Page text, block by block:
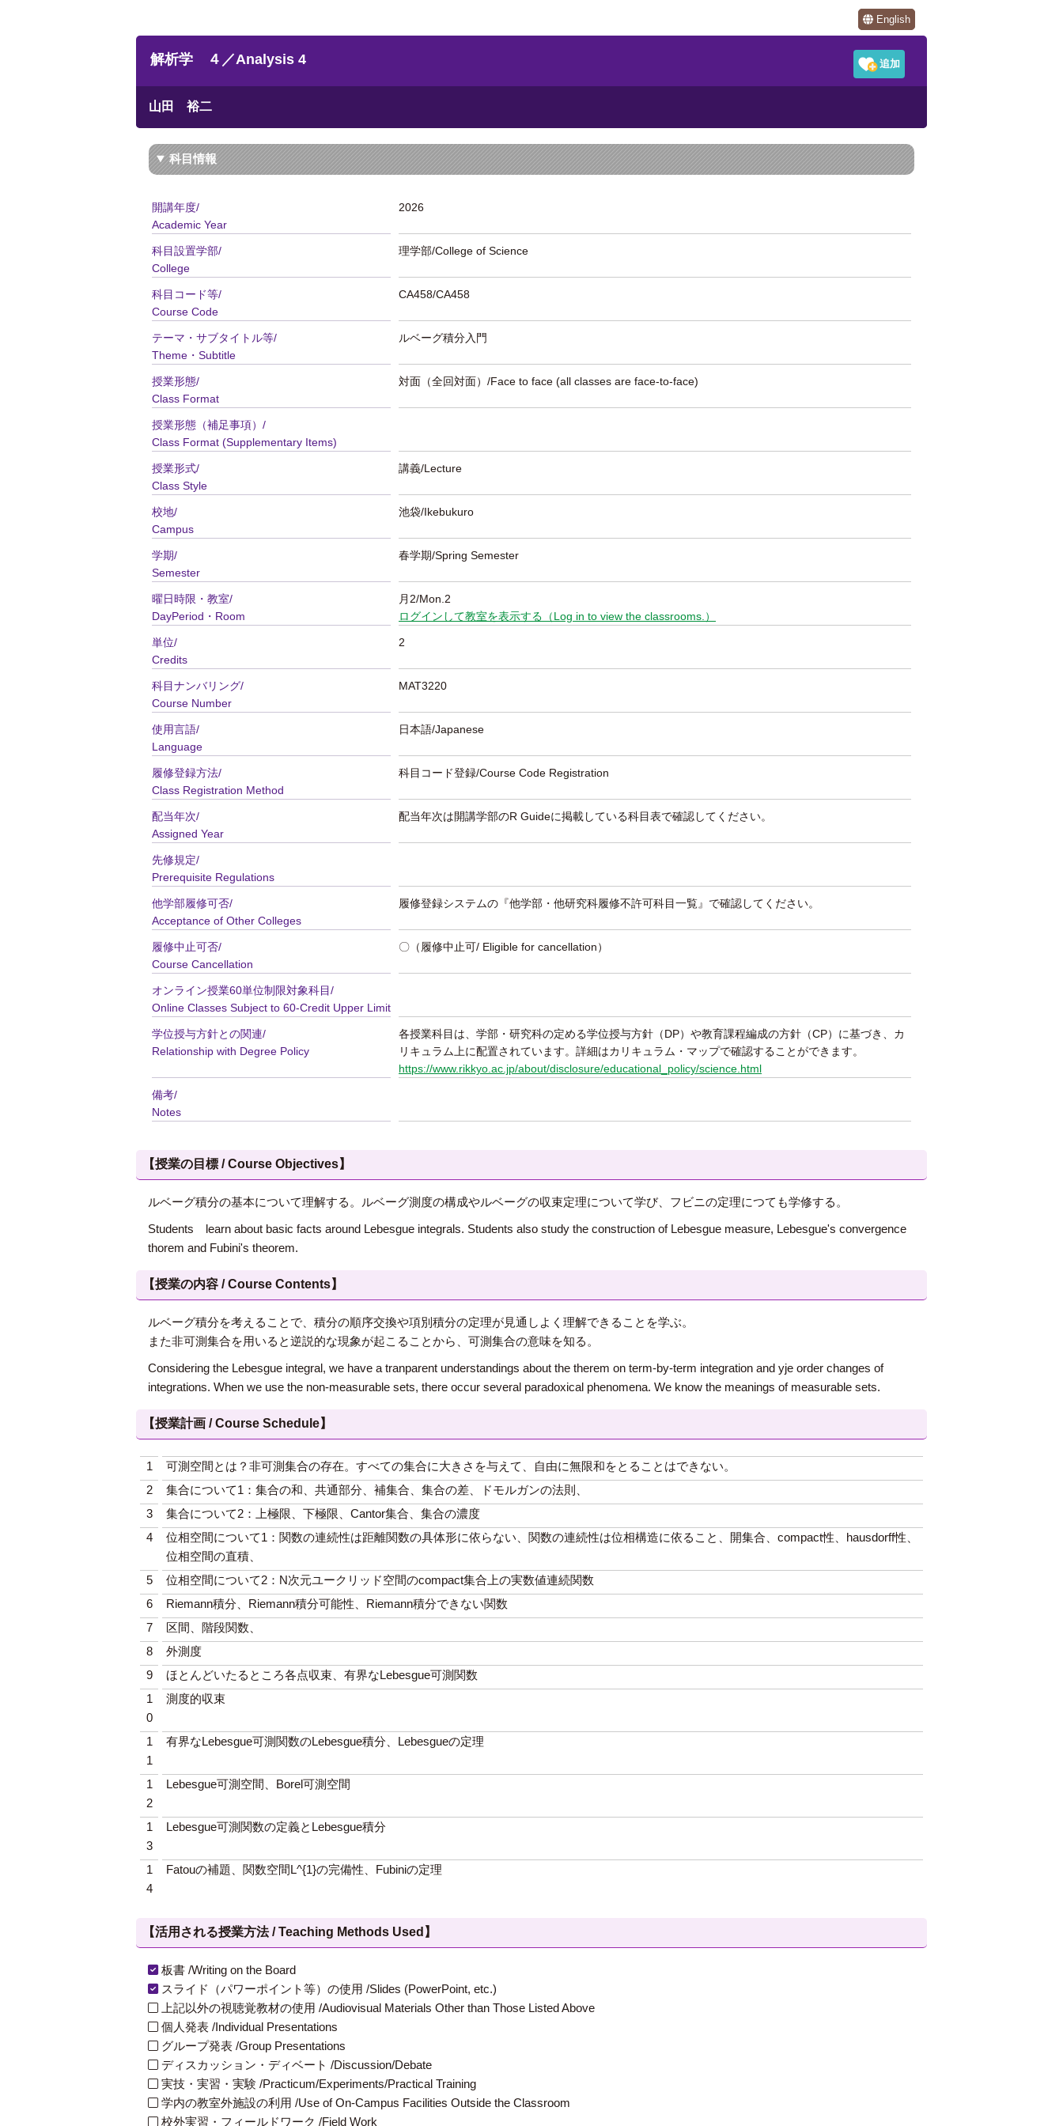
English
解析学 ４／Analysis 4
山田 裕二
科目情報
開講年度/
Academic Year
2026
科目設置学部/
College
理学部/College of Science
科目コード等/
Course Code
CA458/CA458
テーマ・サブタイトル等/
Theme・Subtitle
ルベーグ積分入門
授業形態/
Class Format
対面（全回対面）/Face to face (all classes are face-to-face)
授業形態（補足事項）/
Class Format (Supplementary Items)
授業形式/
Class Style
講義/Lecture
校地/
Campus
池袋/Ikebukuro
学期/
Semester
春学期/Spring Semester
曜日時限・教室/
DayPeriod・Room
月2/Mon.2
ログインして教室を表示する（Log in to view the classrooms.）
単位/
Credits
2
科目ナンバリング/
Course Number
MAT3220
使用言語/
Language
日本語/Japanese
履修登録方法/
Class Registration Method
科目コード登録/Course Code Registration
配当年次/
Assigned Year
配当年次は開講学部のR Guideに掲載している科目表で確認してください。
先修規定/
Prerequisite Regulations
他学部履修可否/
Acceptance of Other Colleges
履修登録システムの『他学部・他研究科履修不許可科目一覧』で確認してください。
履修中止可否/
Course Cancellation
〇（履修中止可/ Eligible for cancellation）
オンライン授業60単位制限対象科目/
Online Classes Subject to 60-Credit Upper Limit
学位授与方針との関連/
Relationship with Degree Policy
各授業科目は、学部・研究科の定める学位授与方針（DP）や教育課程編成の方針（CP）に基づき、カ
リキュラム上に配置されています。詳細はカリキュラム・マップで確認することができます。
https://www.rikkyo.ac.jp/about/disclosure/educational_policy/science.html
備考/
Notes
【授業の目標 / Course Objectives】
ルベーグ積分の基本について理解する。ルベーグ測度の構成やルベーグの収束定理について学び、フビニの定理につても学修する。
Students learn about basic facts around Lebesgue integrals. Students also study the construction of Lebesgue measure, Lebesgue's convergence
thorem and Fubini's theorem.
【授業の内容 / Course Contents】
ルベーグ積分を考えることで、積分の順序交換や項別積分の定理が見通しよく理解できることを学ぶ。
また非可測集合を用いると逆説的な現象が起こることから、可測集合の意味を知る。
Considering the Lebesgue integral, we have a tranparent understandings about the therem on term-by-term integration and yje order changes of
integrations. When we use the non-measurable sets, there occur several paradoxical phenomena. We know the meanings of measurable sets.
【授業計画 / Course Schedule】
1
可測空間とは？非可測集合の存在。すべての集合に大きさを与えて、自由に無限和をとることはできない。
2
集合について1：集合の和、共通部分、補集合、集合の差、ドモルガンの法則、
3
集合について2：上極限、下極限、Cantor集合、集合の濃度
4
位相空間について1：関数の連続性は距離関数の具体形に依らない、関数の連続性は位相構造に依ること、開集合、compact性、hausdorff性、
位相空間の直積、
5
位相空間について2：N次元ユークリッド空間のcompact集合上の実数値連続関数
6
Riemann積分、Riemann積分可能性、Riemann積分できない関数
7
区間、階段関数、
8
外測度
9
ほとんどいたるところ各点収束、有界なLebesgue可測関数
1
0
測度的収束
1
1
有界なLebesgue可測関数のLebesgue積分、Lebesgueの定理
1
2
Lebesgue可測空間、Borel可測空間
1
3
Lebesgue可測関数の定義とLebesgue積分
1
4
Fatouの補題、関数空間L^{1}の完備性、Fubiniの定理
【活用される授業方法 / Teaching Methods Used】
板書 /Writing on the Board
スライド（パワーポイント等）の使用 /Slides (PowerPoint, etc.)
上記以外の視聴覚教材の使用 /Audiovisual Materials Other than Those Listed Above
個人発表 /Individual Presentations
グループ発表 /Group Presentations
ディスカッション・ディベート /Discussion/Debate
実技・実習・実験 /Practicum/Experiments/Practical Training
学内の教室外施設の利用 /Use of On-Campus Facilities Outside the Classroom
校外実習・フィールドワーク /Field Work